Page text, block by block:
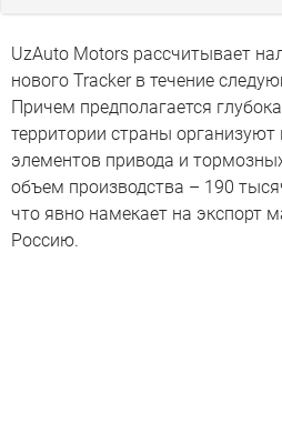
UzAuto Motors рассчитывает
нового Tracker в течение
Причем предполагается
территории страны организуют
элементов привода и
объем производства – 190
что явно намекает на экспорт
Россию.